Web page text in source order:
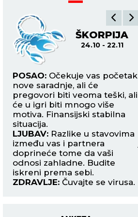
ŠKORPIJA
24.10 - 22.11
POSAO: Očekuje vas početak
nove saradnje, ali će
pregovori biti veoma teški, ali
će u igri biti mnogo više
motiva. Finansijski stabilna
situacija.
LJUBAV: Razlike u stavovima
između vas i partnera
doprineće tome da vaši
odnosi zahladne. Budite
iskreni prema sebi.
ZDRAVLJE: Čuvajte se virusa.